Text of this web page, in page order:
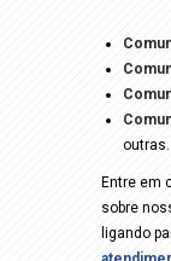
outras.
Entre em
sobre
ligando